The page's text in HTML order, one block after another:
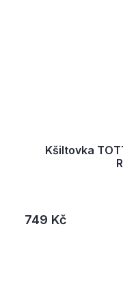
Kšiltovka
749 Kč